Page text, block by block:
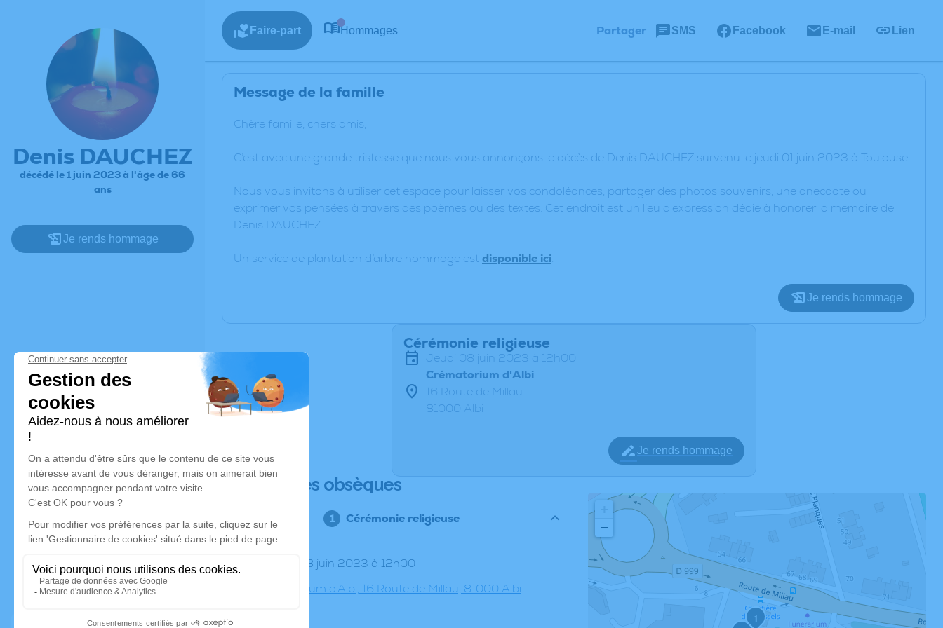
Denis DAUCHEZ
décédé le 1 juin 2023 à l'âge de 66
ans
Je rends hommage
Faire-part Hommages Partager SMS Facebook E-mail Lien
Message de la famille
Chère famille, chers amis,
C’est avec une grande tristesse que nous vous annonçons le décès de Denis DAUCHEZ survenu le jeudi 01 juin 2023 à Toulouse.
Nous vous invitons à utiliser cet espace pour laisser vos condoléances, partager des photos souvenirs, une anecdote ou
exprimer vos pensées à travers des poèmes ou des textes. Cet endroit est un lieu d'expression dédié à honorer la mémoire de
Denis DAUCHEZ.
Un service de plantation d’arbre hommage est disponible ici
Je rends hommage
Cérémonie religieuse
jeudi 08 juin 2023 à 12h00
Crématorium d'Albi
16 Route de Millau
81000 Albi
Je rends hommage
Déroulé des obsèques
Cérémonie religieuse
Le jeudi 08 juin 2023 à 12h00
Crématorium d'Albi, 16 Route de Millau, 81000 Albi
1
−